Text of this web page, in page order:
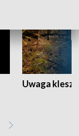
Uwaga